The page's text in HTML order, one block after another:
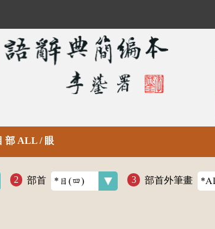
部 ALL / 眼
部首 部首外筆畫